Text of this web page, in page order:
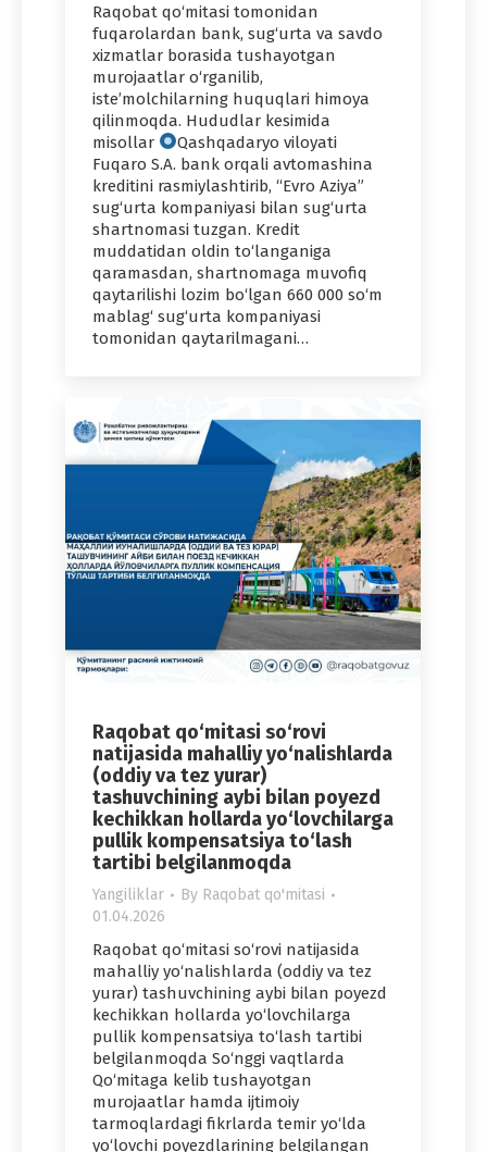
Raqobat qo‘mitasi tomonidan
fuqarolardan bank, sug‘urta va savdo
xizmatlar borasida tushayotgan
murojaatlar o‘rganilib,
iste’molchilarning huquqlari himoya
qilinmoqda. Hududlar kesimida
misollar
Qashqadaryo viloyati
Fuqaro S.A. bank orqali avtomashina
kreditini rasmiylashtirib, “Evro Aziya”
sug‘urta kompaniyasi bilan sug‘urta
shartnomasi tuzgan. Kredit
muddatidan oldin to‘langaniga
qaramasdan, shartnomaga muvofiq
qaytarilishi lozim bo‘lgan 660 000 so‘m
mablag‘ sug‘urta kompaniyasi
tomonidan qaytarilmagani…
Raqobat qo‘mitasi so‘rovi
natijasida mahalliy yo‘nalishlarda
(oddiy va tez yurar)
tashuvchining aybi bilan poyezd
kechikkan hollarda yo‘lovchilarga
pullik kompensatsiya to‘lash
tartibi belgilanmoqda
Yangiliklar By Raqobat qo'mitasi
01.04.2026
Raqobat qo‘mitasi so‘rovi natijasida
mahalliy yo‘nalishlarda (oddiy va tez
yurar) tashuvchining aybi bilan poyezd
kechikkan hollarda yo‘lovchilarga
pullik kompensatsiya to‘lash tartibi
belgilanmoqda So‘nggi vaqtlarda
Qo‘mitaga kelib tushayotgan
murojaatlar hamda ijtimoiy
tarmoqlardagi fikrlarda temir yo‘lda
yo‘lovchi poyezdlarining belgilangan